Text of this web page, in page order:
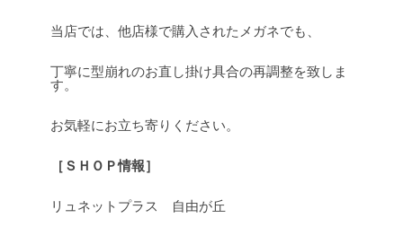
当店では、他店様で購入されたメガネでも、
丁寧に型崩れのお直し掛け具合の再調整を致しま
す。
お気軽にお立ち寄りください。
［ＳＨＯＰ情報］
リュネットプラス 自由が丘